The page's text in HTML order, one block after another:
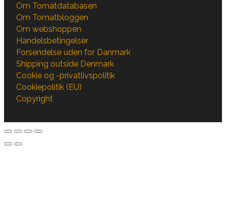
Om Tomatdatabasen
Om Tomatbloggen
Om webshoppen
Handelsbetingelser
Forsendelse uden for Danmark
Shipping outside Denmark
Cookie og -privatlivspolitik
Cookiepolitik (EU)
Copyright